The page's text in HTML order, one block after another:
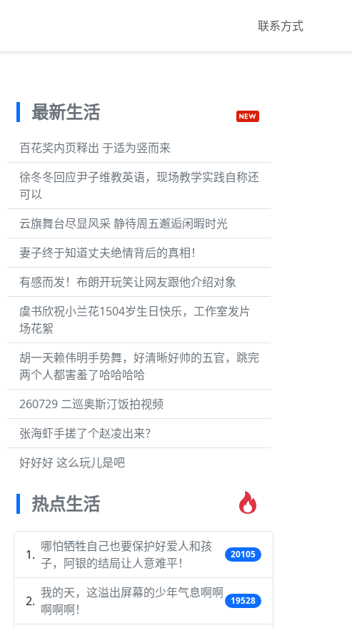
联系方式
最新生活
百花奖内页释出 于适为竖而来
徐冬冬回应尹子维教英语，现场教学实践自称还
可以
云旗舞台尽显风采 静待周五邂逅闲暇时光
妻子终于知道丈夫绝情背后的真相！
有感而发！布朗开玩笑让网友跟他介绍对象
虞书欣祝小兰花1504岁生日快乐，工作室发片
场花絮
胡一天赖伟明手势舞，好清晰好帅的五官，跳完
两个人都害羞了哈哈哈哈
260729 二巡奥斯汀饭拍视频
张海虾手搓了个赵凌出来？
好好好 这么玩儿是吧
热点生活
哪怕牺牲自己也要保护好爱人和孩
子，阿银的结局让人意难平！
20105
我的天，这溢出屏幕的少年气息啊啊
啊啊啊！
19528